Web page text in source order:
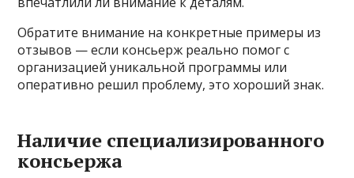
Обратите внимание на конкретные примеры из
отзывов — если консьерж реально помог с
организацией уникальной программы или
оперативно решил проблему, это хороший знак.
Наличие специализированного
консьержа